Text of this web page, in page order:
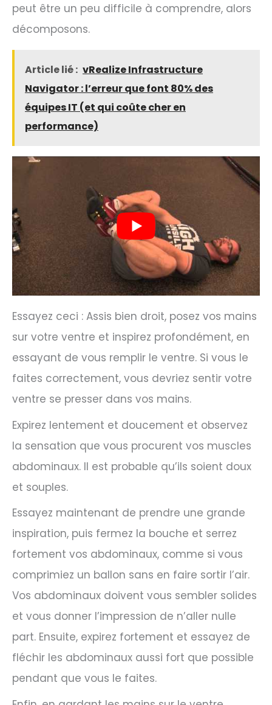
peut être un peu difficile à comprendre, alors
décomposons.
Article lié : vRealize Infrastructure
Navigator : l’erreur que font 80% des
équipes IT (et qui coûte cher en
performance)
Essayez ceci : Assis bien droit, posez vos mains
sur votre ventre et inspirez profondément, en
essayant de vous remplir le ventre. Si vous le
faites correctement, vous devriez sentir votre
ventre se presser dans vos mains.
Expirez lentement et doucement et observez
la sensation que vous procurent vos muscles
abdominaux. Il est probable qu’ils soient doux
et souples.
Essayez maintenant de prendre une grande
inspiration, puis fermez la bouche et serrez
fortement vos abdominaux, comme si vous
comprimiez un ballon sans en faire sortir l’air.
Vos abdominaux doivent vous sembler solides
et vous donner l’impression de n’aller nulle
part. Ensuite, expirez fortement et essayez de
fléchir les abdominaux aussi fort que possible
pendant que vous le faites.